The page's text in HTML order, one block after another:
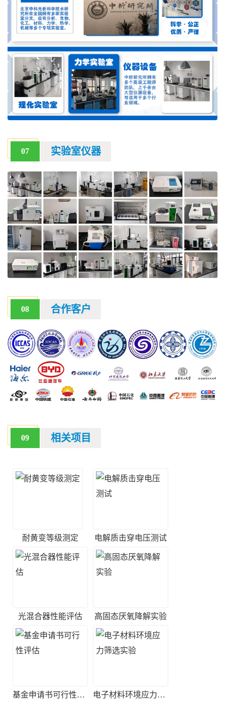
07 实验室仪器
08 合作客户
09 相关项目
耐黄变等级测定 电解质击穿电压测试
光混合器性能评估 高固态厌氧降解实验
基金申请书可行性评估 电子材料环境应力筛选实验